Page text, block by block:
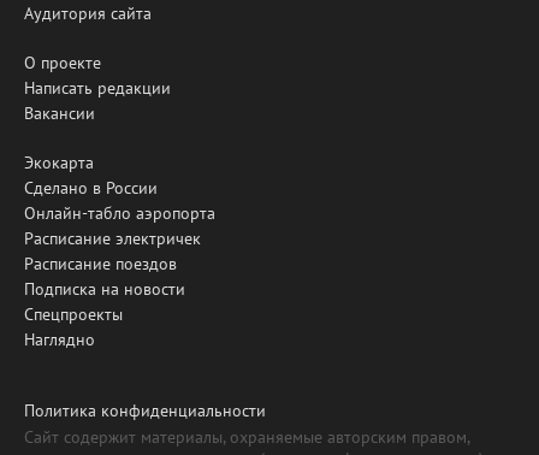
Аудитория сайта
О проекте
Написать редакции
Вакансии
Экокарта
Сделано в России
Онлайн-табло аэропорта
Расписание электричек
Расписание поездов
Подписка на новости
Спецпроекты
Наглядно
Политика конфиденциальности
Сайт содержит материалы, охраняемые авторским правом,